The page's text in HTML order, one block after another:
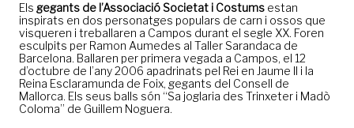
Els gegants de l’Associació Societat i Costums estan
inspirats en dos personatges populars de carn i ossos que
visqueren i treballaren a Campos durant el segle XX. Foren
esculpits per Ramon Aumedes al Taller Sarandaca de
Barcelona. Ballaren per primera vegada a Campos, el 12
d’octubre de l’any 2006 apadrinats pel Rei en Jaume II i la
Reina Esclaramunda de Foix, gegants del Consell de
Mallorca. Els seus balls són “Sa joglaria des Trinxeter i Madò
Coloma” de Guillem Noguera.